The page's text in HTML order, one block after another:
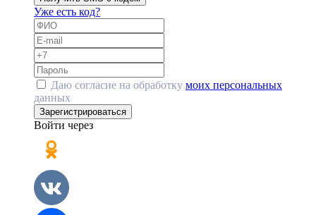
Уже есть код?
Даю согласие на обработку моих персональных
данных
Зарегистрироваться
Войти через